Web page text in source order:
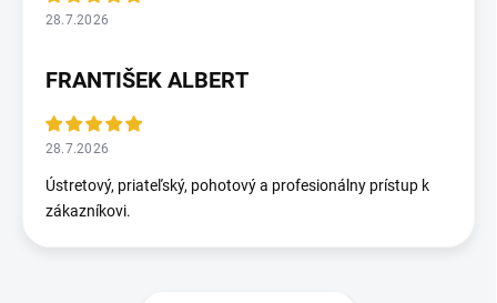
28.7.2026
FRANTIŠEK ALBERT
28.7.2026
Ústretový, priateľský, pohotový a profesionálny prístup k
zákazníkovi.